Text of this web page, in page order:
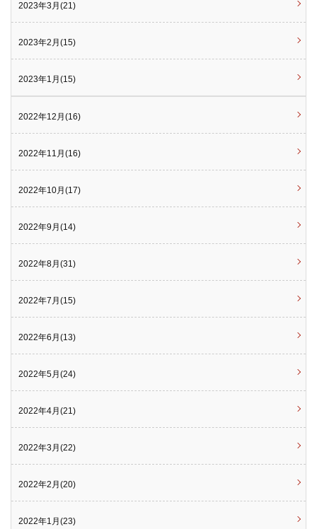
2023年3月(21)
2023年2月(15)
2023年1月(15)
2022年12月(16)
2022年11月(16)
2022年10月(17)
2022年9月(14)
2022年8月(31)
2022年7月(15)
2022年6月(13)
2022年5月(24)
2022年4月(21)
2022年3月(22)
2022年2月(20)
2022年1月(23)